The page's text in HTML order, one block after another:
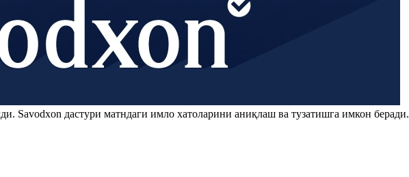
Savodxon дастури матндаги имло хатоларини аниқлаш ва тузатишга имкон беради.